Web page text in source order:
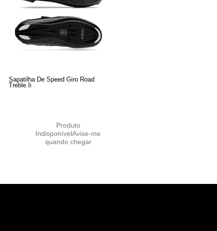
Sapatilha De Speed Giro Road
Treble Ii
Produto
IndisponívelAvise-me
quando chegar